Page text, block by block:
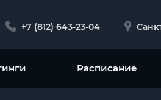
+7 (812) 643-23-04
Расписание